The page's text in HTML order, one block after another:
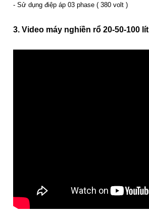
- Sử dụng điệp áp 03 phase ( 380 volt )
3. Video máy nghiền rổ 20-50-100 lít